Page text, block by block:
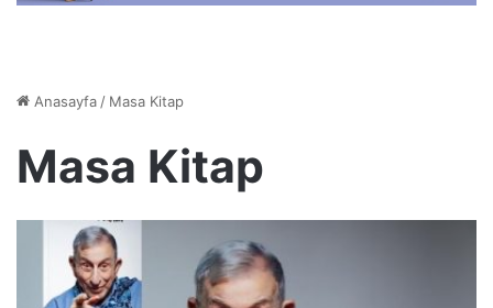
Anasayfa / Masa Kitap
Masa Kitap